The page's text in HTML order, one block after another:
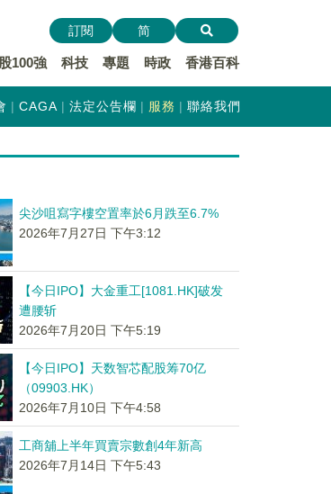
100強 科技 專題 時政 香港百科
訂閱 简
CAGA 法定公告欄 服務 聯絡我們
尖沙咀寫字樓空置率於6月跌至6.7%
2026年7月27日 下午3:12
【今日IPO】大金重工[1081.HK]破发
遭腰斩
2026年7月20日 下午5:19
【今日IPO】天数智芯配股筹70亿
（09903.HK）
2026年7月10日 下午4:58
工商舖上半年買賣宗數創4年新高
2026年7月14日 下午5:43